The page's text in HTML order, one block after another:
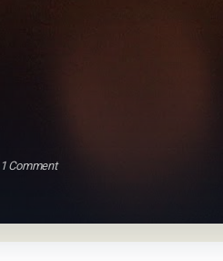
1 Comment